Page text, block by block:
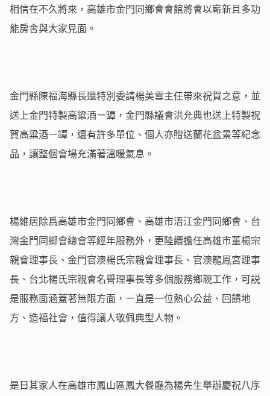
相信在不久將來，高雄市金門同鄉會會館將會以嶄新且多功
能房舍與大家見面。
金門縣陳福海縣長還特別委請楊美雪主任帶來祝賀之意，並
送上金門特製高粱酒ㄧ罈，金門縣議會洪允典也送上特製祝
賀高粱酒ㄧ罈，還有許多單位、個人亦贈送蘭花盆景等紀念
品，讓整個會場充滿著溫暖氣息。
楊維居除爲高雄市金門同鄉會、高雄市浯江金門同鄉會、台
灣金門同鄉會總會等經年服務外，更陸續擔任高雄市董楊宗
親會理事長、金門官澳楊氏宗親會理事長、官澳龍鳳宮理事
長、台北楊氏宗親會名譽理事長等多個服務鄉親工作，可説
是服務面涵蓋著無限方面，ㄧ直是一位熱心公益、回饋地
方、造福社會，值得讓人敬佩典型人物。
是日其家人在高雄市鳳山區鳳大餐廳為楊先生舉辦慶祝八序